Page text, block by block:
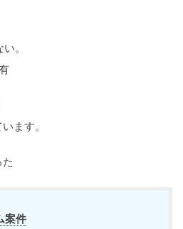
。
ます。
案件